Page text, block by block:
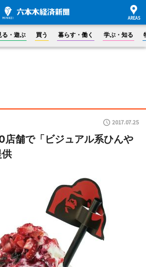
る・遊ぶ 買う 暮らす・働く 学ぶ・知る
2017.07.25
店舗で「ビジュアル系ひんや
供